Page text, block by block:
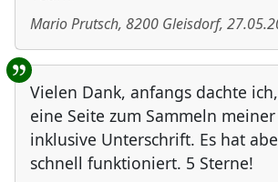
Mario Prutsch, 8200 Gleisdorf,
Vielen Dank, anfangs dachte
eine Seite zum Sammeln
inklusive Unterschrift. Es hat
schnell funktioniert. 5 Sterne!